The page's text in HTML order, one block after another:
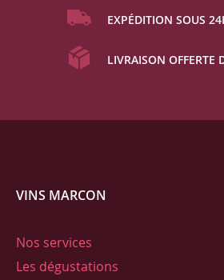
EXPÉDITION SOUS
LIVRAISON OFFERTE
VINS MARCON
Nos services
Les dégustations